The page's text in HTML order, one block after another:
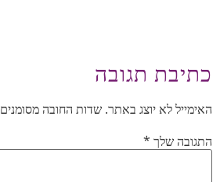
כתיבת תגובה
האימייל לא יוצג באתר. שדות החובה מסומנים
התגובה שלך *